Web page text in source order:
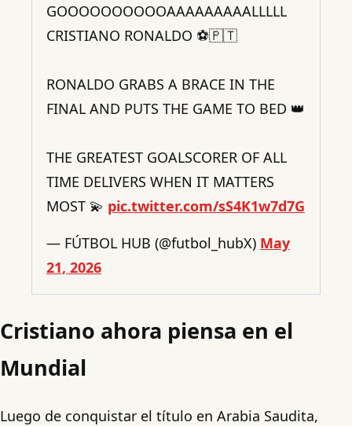
GOOOOOOOOOOAAAAAAAAALLLLL
CRISTIANO RONALDO ⚽🇵🇹
RONALDO GRABS A BRACE IN THE
FINAL AND PUTS THE GAME TO BED 👑
THE GREATEST GOALSCORER OF ALL
TIME DELIVERS WHEN IT MATTERS
MOST 💫 pic.twitter.com/sS4K1w7d7G
— FÚTBOL HUB (@futbol_hubX) May
21, 2026
Cristiano ahora piensa en el
Mundial
Luego de conquistar el título en Arabia Saudita,